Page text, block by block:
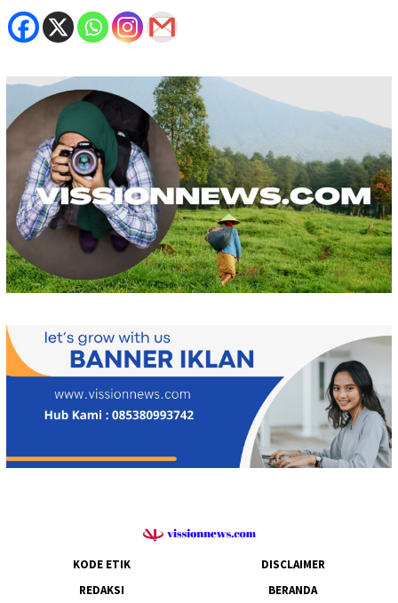
KODE ETIK
DISCLAIMER
REDAKSI
BERANDA